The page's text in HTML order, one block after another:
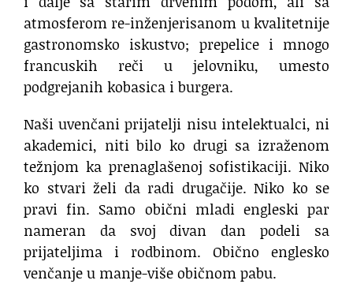
atmosferom re-inženjerisanom u kvalitetnije
gastronomsko iskustvo; prepelice i mnogo
francuskih reči u jelovniku, umesto
podgrejanih kobasica i burgera.
Naši uvenčani prijatelji nisu intelektualci, ni
akademici, niti bilo ko drugi sa izraženom
težnjom ka prenaglašenoj sofistikaciji. Niko
ko stvari želi da radi drugačije. Niko ko se
pravi fin. Samo obični mladi engleski par
nameran da svoj divan dan podeli sa
prijateljima i rodbinom. Obično englesko
venčanje u manje-više običnom pabu.